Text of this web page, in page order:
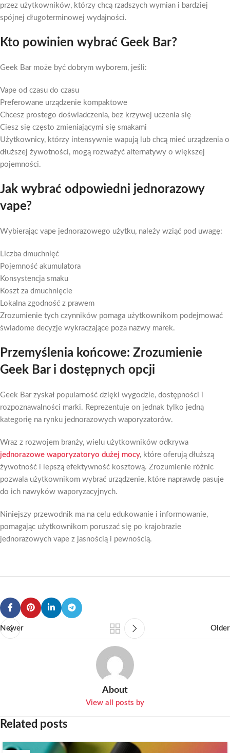
przez użytkowników, którzy chcą rzadszych wymian i bardziej
spójnej długoterminowej wydajności.
Kto powinien wybrać Geek Bar?
Geek Bar może być dobrym wyborem, jeśli:
Vape od czasu do czasu
Preferowane urządzenie kompaktowe
Chcesz prostego doświadczenia, bez krzywej uczenia się
Ciesz się często zmieniającymi się smakami
Użytkownicy, którzy intensywnie wapują lub chcą mieć urządzenia o
dłuższej żywotności, mogą rozważyć alternatywy o większej
pojemności.
Jak wybrać odpowiedni jednorazowy
vape?
Wybierając vape jednorazowego użytku, należy wziąć pod uwagę:
Liczba dmuchnięć
Pojemność akumulatora
Konsystencja smaku
Koszt za dmuchnięcie
Lokalna zgodność z prawem
Zrozumienie tych czynników pomaga użytkownikom podejmować
świadome decyzje wykraczające poza nazwy marek.
Przemyślenia końcowe: Zrozumienie
Geek Bar i dostępnych opcji
Geek Bar zyskał popularność dzięki wygodzie, dostępności i
rozpoznawalności marki. Reprezentuje on jednak tylko jedną
kategorię na rynku jednorazowych waporyzatorów.
Wraz z rozwojem branży, wielu użytkowników odkrywa
jednorazowe waporyzatoryo dużej mocy, które oferują dłuższą
żywotność i lepszą efektywność kosztową. Zrozumienie różnic
pozwala użytkownikom wybrać urządzenie, które naprawdę pasuje
do ich nawyków waporyzacyjnych.
Niniejszy przewodnik ma na celu edukowanie i informowanie,
pomagając użytkownikom poruszać się po krajobrazie
jednorazowych vape z jasnością i pewnością.
Newer Older
About
View all posts by
Related posts